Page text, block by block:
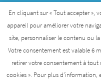
Généthon est membre
des maladies rares créé
AFM-TÉLÉTHON
En cliquant sur « Tout accepter »,
appareil pour améliorer votre
site, personnaliser le contenu ou
Votre consentement est valable 6
retirer votre consentement à tout
cookies ». Pour plus